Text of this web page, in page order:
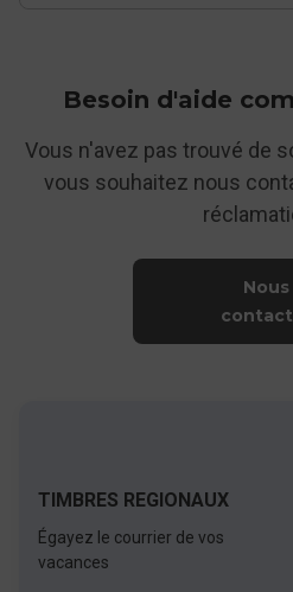
Besoin d'aide
Vous n'avez pas trouvé de
vous souhaitez nous
Nous
TIMBRES REGIONAUX
Égayez le courrier de vos
vacances